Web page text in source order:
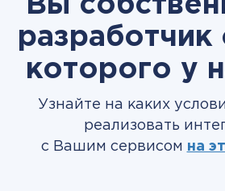
Вы
разработчик
которого у
Узнайте на каких
реализовать
с Вашим сервисом на